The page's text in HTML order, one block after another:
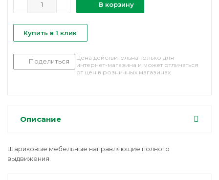
В корзину
Купить в 1 клик
Поделиться
Цена действительна только для
интернет-магазина и может отличаться
от цен в розничных магазинах
Описание
Шариковые мебельные направляющие полного
выдвижения.